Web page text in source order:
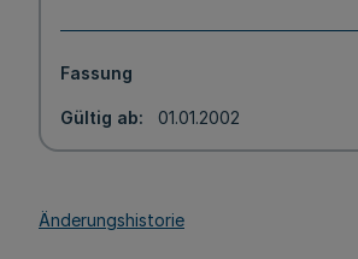
Fassung
Gültig ab 01.01.2002
Änderungshistorie